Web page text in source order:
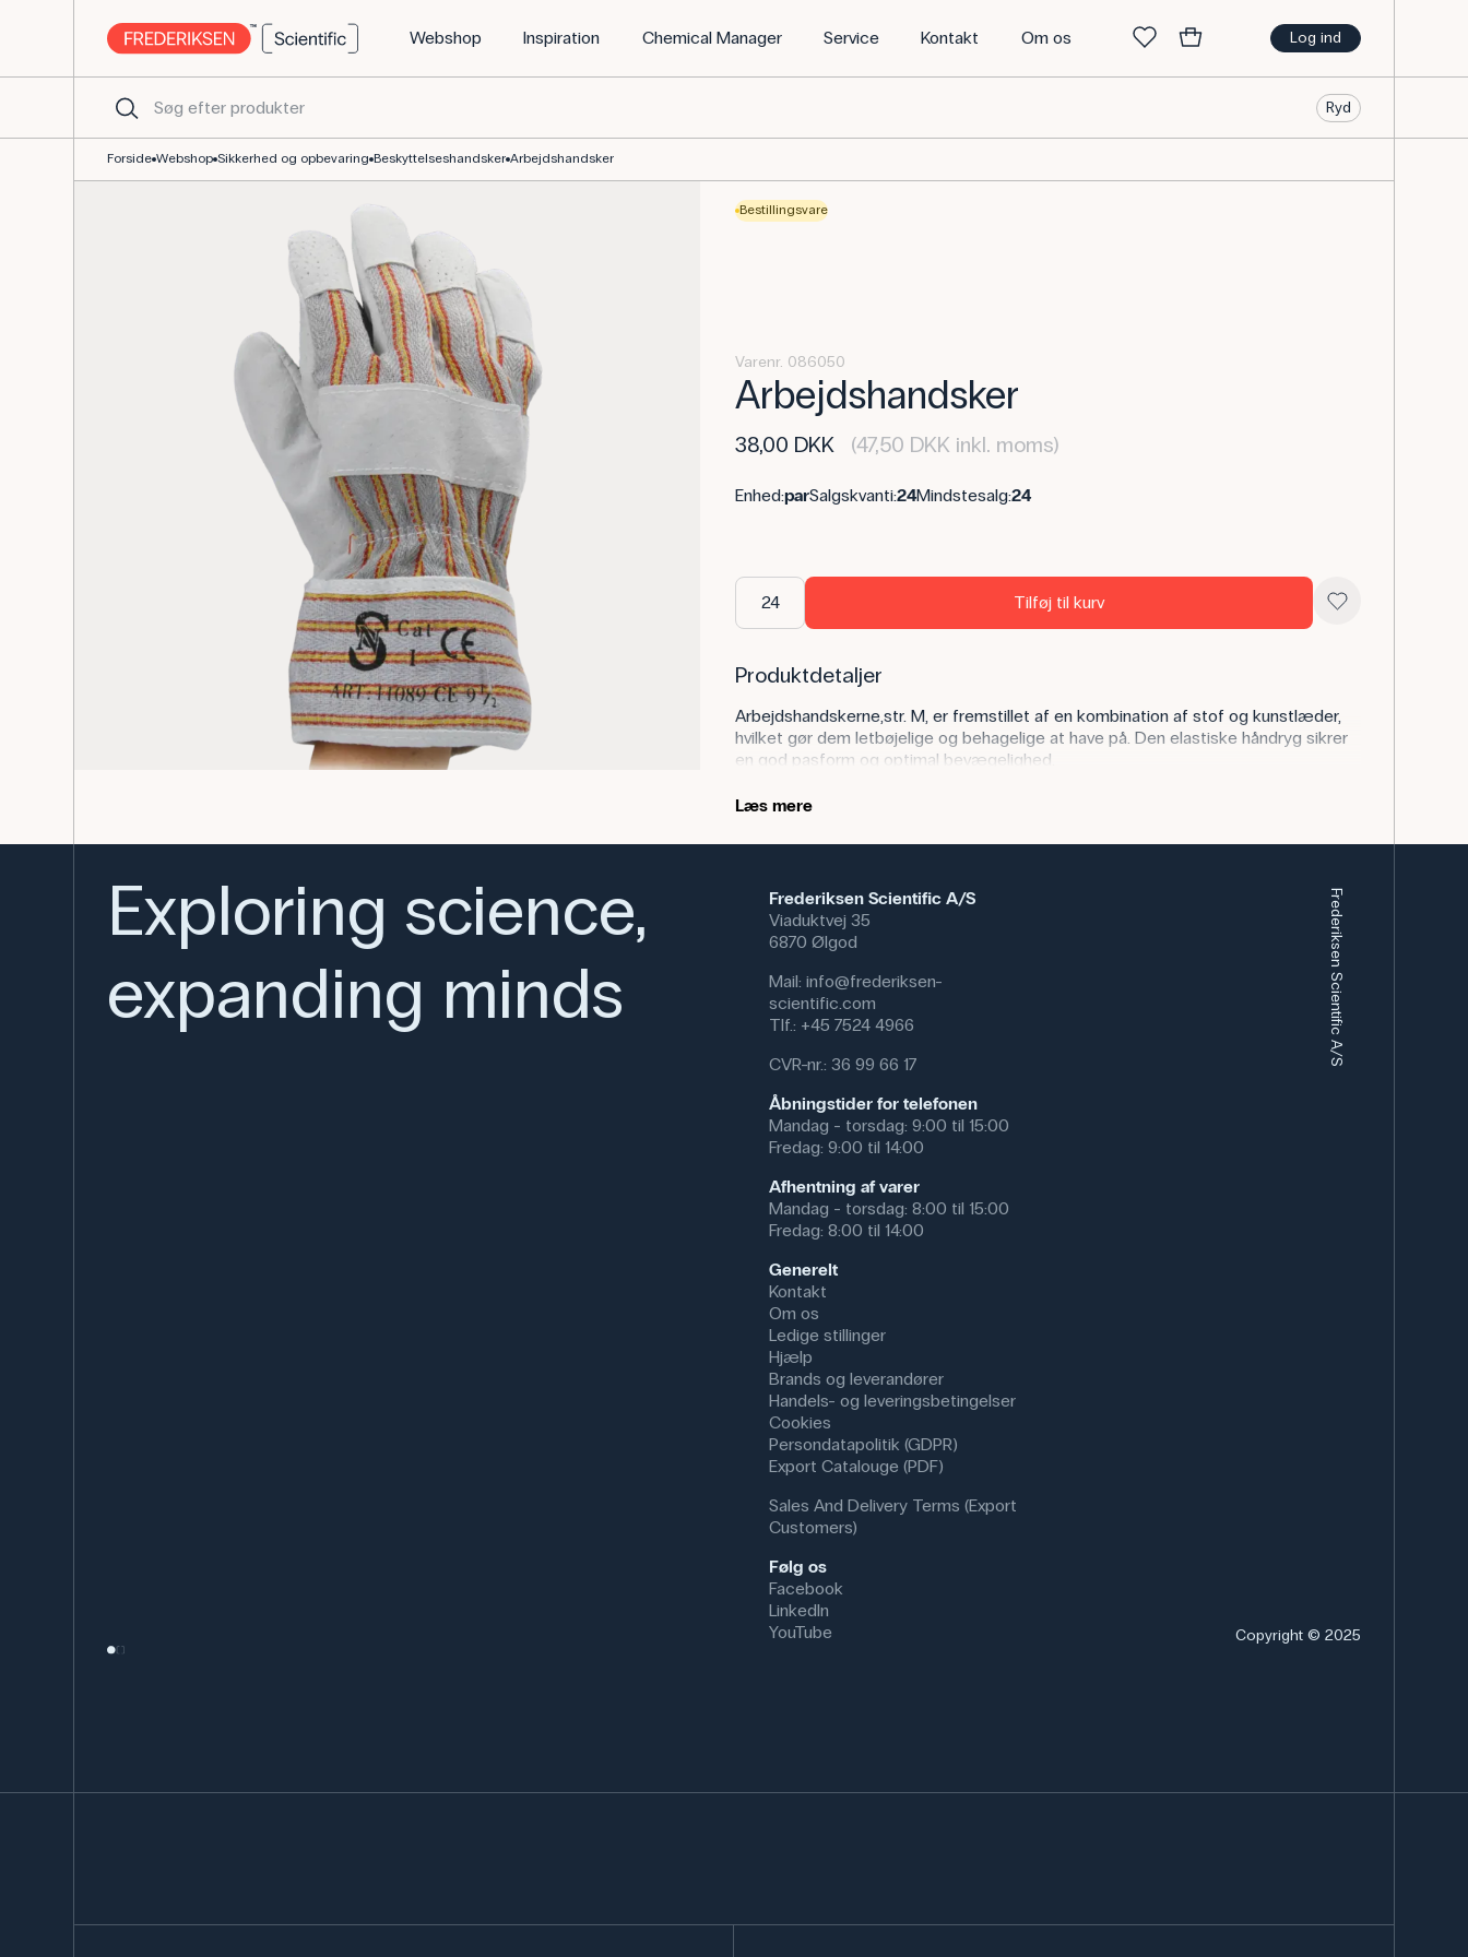
Log ind
Webshop Inspiration Chemical Manager Service Kontakt Om os
Ryd
Forside Webshop Sikkerhed og opbevaring Beskyttelseshandsker Arbejdshandsker
Bestillingsvare
Varenr. 086050
Arbejdshandsker
38,00 DKK (47,50 DKK inkl. moms)
Enhed:parSalgskvanti:24Mindstesalg:24
Tilføj til kurv
Produktdetaljer
Arbejdshandskerne,str. M, er fremstillet af en kombination af stof og kunstlæder,
hvilket gør dem letbøjelige og behagelige at have på. Den elastiske håndryg sikrer
en god pasform og optimal bevægelighed.
Anvendelse af produktet
og skarpe genstande.
Arbejdshandskerne er altså en god all-round arbejdshandske og kan også bruges
Specifikationer
Materiale: Kunstlæder, Stof
Læs mere
Exploring science,
expanding minds
Frederiksen Scientific A/S
Viaduktvej 35
6870 Ølgod
Mail: info@frederiksen-
scientific.com
Tlf.: +45 7524 4966
CVR-nr.: 36 99 66 17
Åbningstider for telefonen
Mandag - torsdag: 9:00 til 15:00
Fredag: 9:00 til 14:00
Afhentning af varer
Mandag - torsdag: 8:00 til 15:00
Fredag: 8:00 til 14:00
Generelt
Kontakt
Om os
Ledige stillinger
Hjælp
Brands og leverandører
Handels- og leveringsbetingelser
Cookies
Persondatapolitik (GDPR)
Export Catalouge (PDF)
Sales And Delivery Terms (Export
Customers)
Følg os
Facebook
LinkedIn
YouTube
Frederiksen Scientific A/S
Copyright © 2025